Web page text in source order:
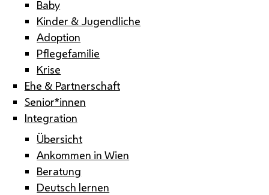
Baby
Kinder & Jugendliche
Adoption
Pflegefamilie
Krise
Ehe & Partnerschaft
Senior*innen
Integration
Übersicht
Ankommen in Wien
Beratung
Deutsch lernen